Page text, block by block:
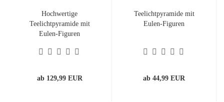
Hochwertige
Teelichtpyramide mit
Eulen-Figuren
ab 129,99 EUR
Teelichtpyramide mit
Eulen-Figuren
ab 44,99 EUR